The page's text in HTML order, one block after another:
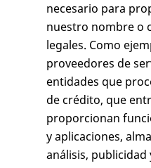
necesario para
nuestro nombre o
legales. Como
proveedores de
entidades que
de crédito, que
proporcionan
y aplicaciones,
análisis,